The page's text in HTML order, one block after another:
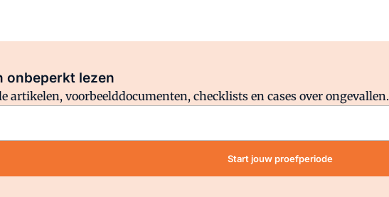
onbeperkt lezen
artikelen, voorbeelddocumenten, checklists en cases over ongevallen.
Start jouw proefperiode